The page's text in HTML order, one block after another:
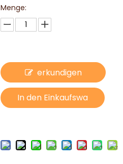
Menge:
erkundigen
In den Einkaufswa